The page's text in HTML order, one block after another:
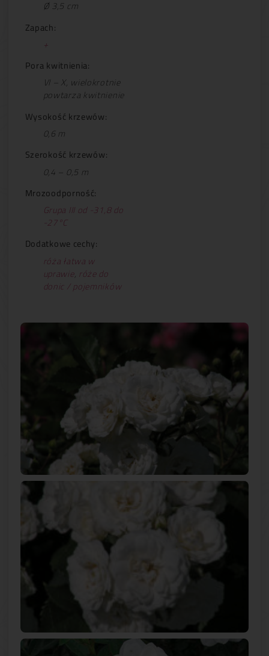
Ø 3,5 cm
Zapach:
+
Pora kwitnienia:
VI – X, wielokrotnie
powtarza kwitnienie
Wysokość krzewów:
0,6 m
Szerokość krzewów:
0,4 – 0,5 m
Mrozoodporność:
Grupa III od -31,8 do
-27°C
Dodatkowe cechy:
róża łatwa w
uprawie, róże do
donic / pojemników